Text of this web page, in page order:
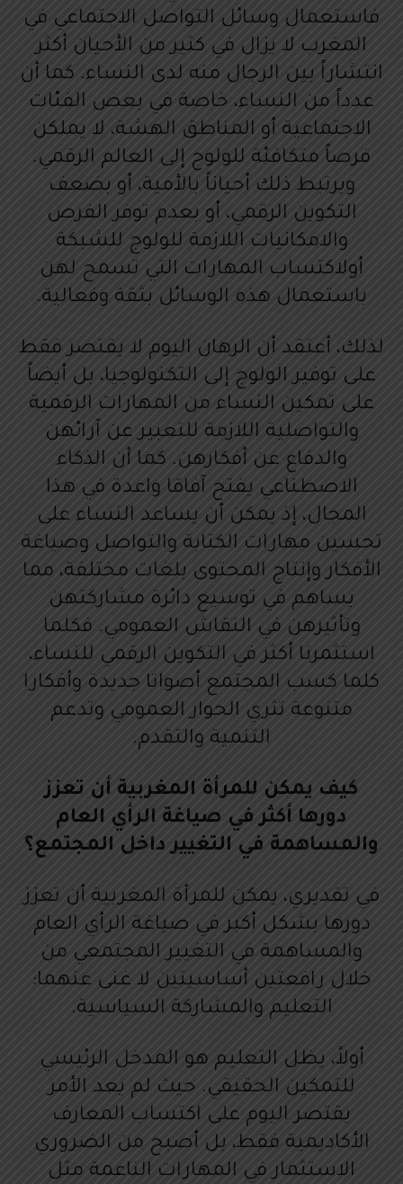
فاستعمال وسائل التواصل الاجتماعي في
المغرب لا يزال في كثير من الأحيان أكثر
انتشاراً بين الرجال منه لدى النساء. كما أن
عدداً من النساء، خاصة في بعض الفئات
الاجتماعية أو المناطق الهشة، لا يملكن
فرصاً متكافئة للولوج إلى العالم الرقمي.
ويرتبط ذلك أحياناً بالأمية، أو بضعف
التكوين الرقمي، أو بعدم توفر الفرص
والامكانيات اللازمة للولوج للشبكة
أولاكتساب المهارات التي تسمح لهن
باستعمال هذه الوسائل بثقة وفعالية.
لذلك، أعتقد أن الرهان اليوم لا يقتصر فقط
على توفير الولوج إلى التكنولوجيا، بل أيضاً
على تمكين النساء من المهارات الرقمية
والتواصلية اللازمة للتعبير عن آرائهن
والدفاع عن أفكارهن. كما أن الذكاء
الاصطناعي يفتح آفاقا واعدة في هذا
المجال، إذ يمكن أن يساعد النساء على
تحسين مهارات الكتابة والتواصل وصياغة
الأفكار وإنتاج المحتوى بلغات مختلفة، مما
يساهم في توسيع دائرة مشاركتهن
وتأثيرهن في النقاش العمومي. فكلما
استثمرنا أكثر في التكوين الرقمي للنساء،
كلما كسب المجتمع أصواتا جديدة وأفكارا
متنوعة تثري الحوار العمومي وتدعم
التنمية والتقدم.
كيف يمكن للمرأة المغربية أن تعزز
دورها أكثر في صياغة الرأي العام
والمساهمة في التغيير داخل المجتمع؟
في تقديري، يمكن للمرأة المغربية أن تعزز
دورها بشكل أكبر في صياغة الرأي العام
والمساهمة في التغيير المجتمعي من
خلال رافعتين أساسيتين لا غنى عنهما:
التعليم والمشاركة السياسية.
أولاً، يظل التعليم هو المدخل الرئيسي
للتمكين الحقيقي. حيث لم يعد الأمر
يقتصر اليوم على اكتساب المعارف
الأكاديمية فقط، بل أصبح من الضروري
الاستثمار في المهارات الناعمة مثل